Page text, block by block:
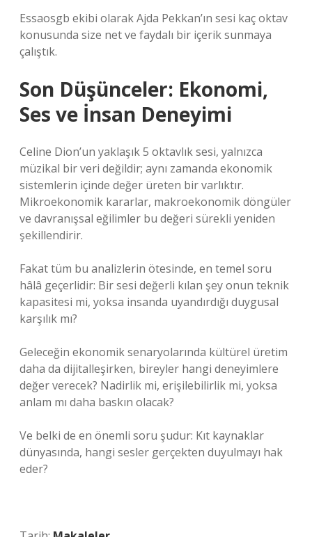
Essaosgb ekibi olarak Ajda Pekkan’ın sesi kaç oktav
konusunda size net ve faydalı bir içerik sunmaya
çalıştık.
Son Düşünceler: Ekonomi,
Ses ve İnsan Deneyimi
Celine Dion’un yaklaşık 5 oktavlık sesi, yalnızca
müzikal bir veri değildir; aynı zamanda ekonomik
sistemlerin içinde değer üreten bir varlıktır.
Mikroekonomik kararlar, makroekonomik döngüler
ve davranışsal eğilimler bu değeri sürekli yeniden
şekillendirir.
Fakat tüm bu analizlerin ötesinde, en temel soru
hâlâ geçerlidir: Bir sesi değerli kılan şey onun teknik
kapasitesi mi, yoksa insanda uyandırdığı duygusal
karşılık mı?
Geleceğin ekonomik senaryolarında kültürel üretim
daha da dijitalleşirken, bireyler hangi deneyimlere
değer verecek? Nadirlik mi, erişilebilirlik mi, yoksa
anlam mı daha baskın olacak?
Ve belki de en önemli soru şudur: Kıt kaynaklar
dünyasında, hangi sesler gerçekten duyulmayı hak
eder?